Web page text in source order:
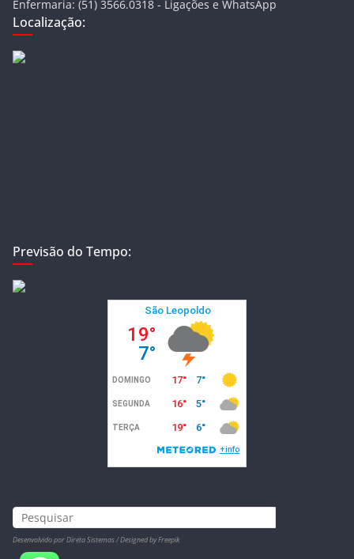
Enfermaria: (51) 3566.0318 - Ligações e WhatsApp
Localização:
Previsão do Tempo:
Desenvolvido por Direta Sistemas /Designed by Freepik